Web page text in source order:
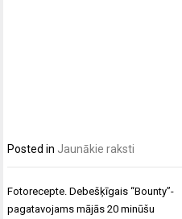
Posted in Jaunākie raksti
Post
navigation
Fotorecepte. Debešķīgais “Bounty”-
pagatavojams mājās 20 minūšu